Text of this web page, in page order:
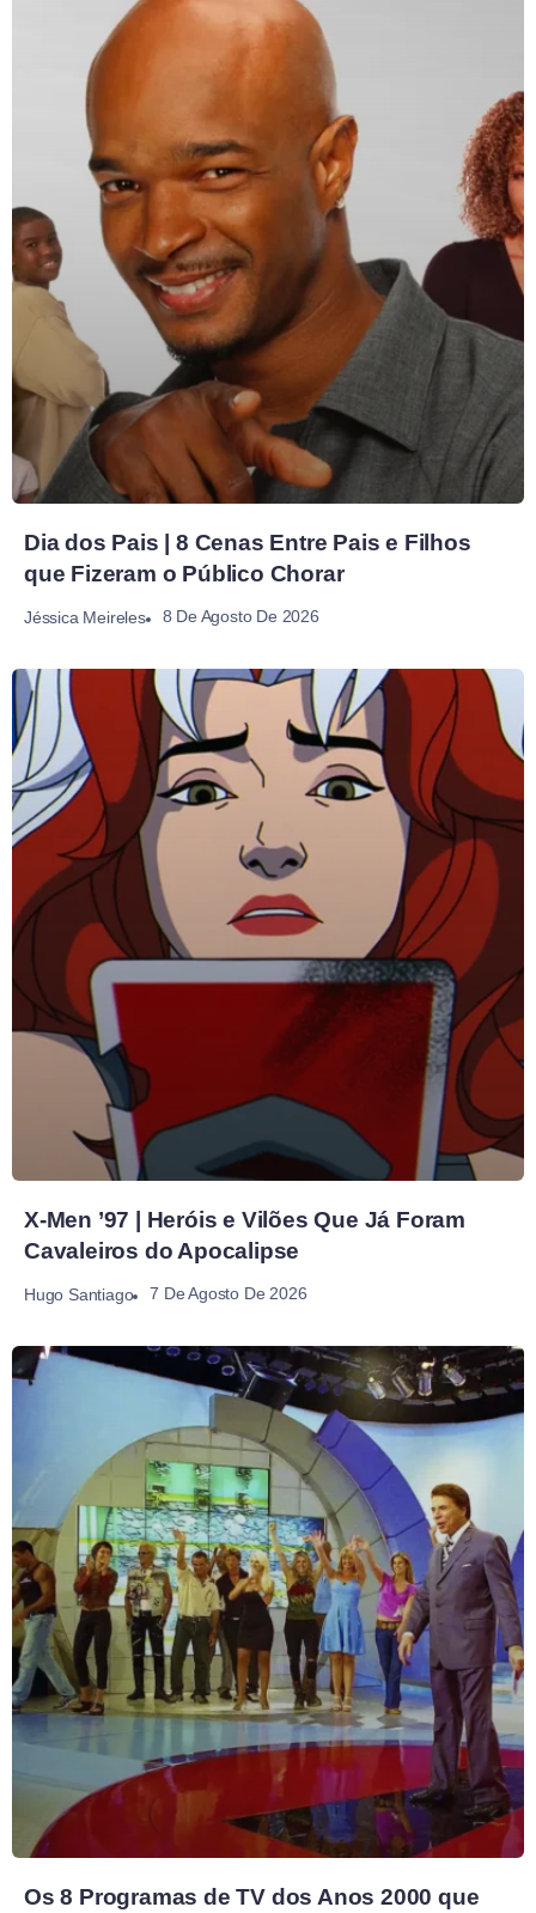
Dia dos Pais | 8 Cenas Entre Pais e Filhos
que Fizeram o Público Chorar
Jéssica Meireles 8 De Agosto De 2026
X-Men ’97 | Heróis e Vilões Que Já Foram
Cavaleiros do Apocalipse
Hugo Santiago 7 De Agosto De 2026
Os 8 Programas de TV dos Anos 2000 que